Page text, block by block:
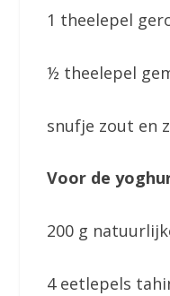
1 theelepel
½ theelepel
snufje zout en
Voor de
200 g
4 eetlepels